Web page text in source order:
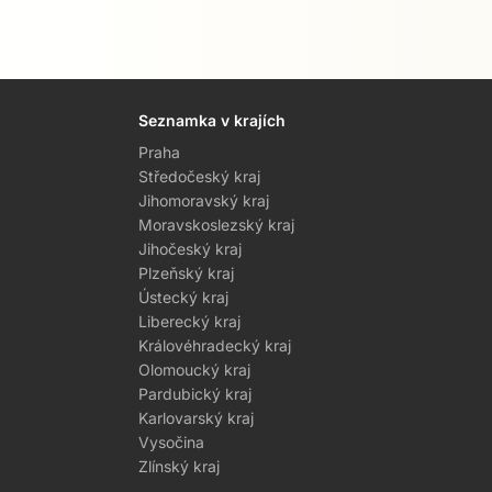
Seznamka v krajích
Praha
Středočeský kraj
Jihomoravský kraj
Moravskoslezský kraj
Jihočeský kraj
Plzeňský kraj
Ústecký kraj
Liberecký kraj
Královéhradecký kraj
Olomoucký kraj
Pardubický kraj
Karlovarský kraj
Vysočina
Zlínský kraj